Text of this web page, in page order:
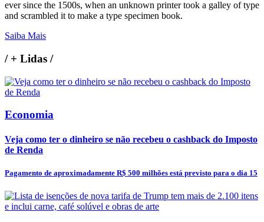
ever since the 1500s, when an unknown printer took a galley of type
and scrambled it to make a type specimen book.
Saiba Mais
/+ Lidas /
Economia
Veja como ter o dinheiro se não recebeu o cashback do Imposto
de Renda
Pagamento de aproximadamente R$ 500 milhões está previsto para o dia 15